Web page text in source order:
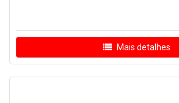
Mais detalhes